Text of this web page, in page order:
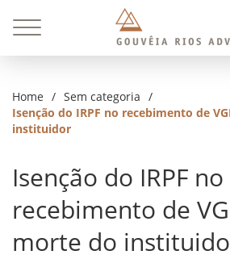
Home / Sem categoria /
Isenção do IRPF no recebimento de
instituidor
Isenção do IRPF no
recebimento de
morte do